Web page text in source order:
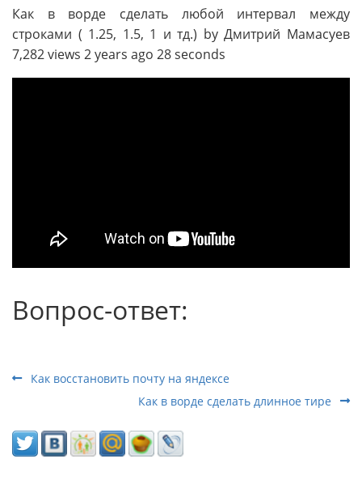
Как в ворде сделать любой интервал между
строками ( 1.25, 1.5, 1 и тд.) by Дмитрий Мамасуев
7,282 views 2 years ago 28 seconds
Вопрос-ответ:
Как восстановить почту на яндексе
Как в ворде сделать длинное тире